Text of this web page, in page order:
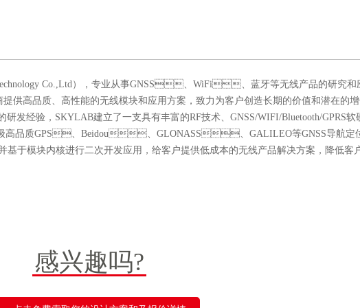
Co.,Ltd），专业从事GNSS、WiFi、蓝牙等无线产品的研究和
高品质、高性能的无线模块和应用方案，致力为客户创造长期的价值和潜在的增长
经验，SKYLAB建立了一支具有丰富的RF技术、GNSS/WIFI/Bluetooth/GPRS
业级高品质GPS、Beidou、GLONASS、GALILEO等GNSS导航定
，并基于模块内核进行二次开发应用，给客户提供低成本的无线产品解决方案，降低
感兴趣吗?